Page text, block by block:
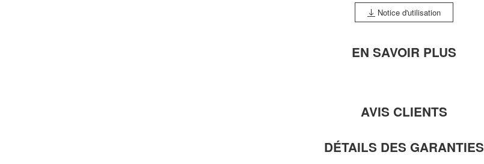
Notice d'utilisation
EN SAVOIR PLUS
AVIS CLIENTS
DÉTAILS DES GARANTIES